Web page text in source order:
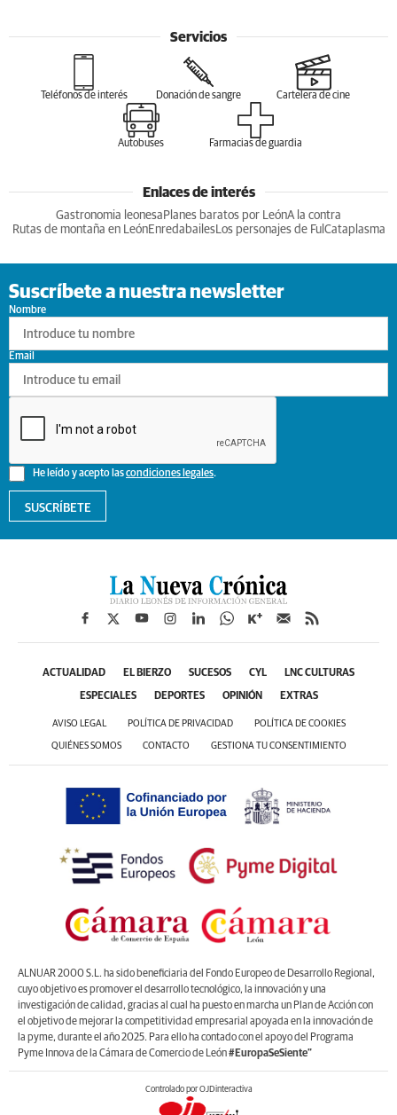
Servicios
Teléfonos de interés Donación de sangre Cartelera de cine
Autobuses Farmacias de guardia
Enlaces de interés
Gastronomia leonesa Planes baratos por LeónA la contra
Rutas de montaña en LeónEnredabailesLos personajes de Ful Cataplasma
Suscríbete a nuestra newsletter
Nombre
He leído y acepto lascondiciones legales.
Email
SUSCRÍBETE
ACTUALIDAD EL BIERZO SUCESOS CYL LNC CULTURAS
ESPECIALES DEPORTES OPINIÓN EXTRAS
AVISO LEGAL POLÍTICA DE PRIVACIDAD POLÍTICA DE COOKIES
QUIÉNES SOMOS CONTACTO GESTIONA TU CONSENTIMIENTO
ALNUAR 2000 S.L. ha sido beneficiaria del Fondo Europeo de Desarrollo Regional,
cuyo objetivo es promover el desarrollo tecnológico, la innovación y una
investigación de calidad, gracias al cual ha puesto en marcha un Plan de Acción con
el objetivo de mejorar la competitividad empresarial apoyada en la innovación de
la pyme, durante el año 2025. Para ello ha contado con el apoyo del Programa
Pyme Innova de la Cámara de Comercio de León#EuropaSeSiente”
Controlado por OJDinteractiva